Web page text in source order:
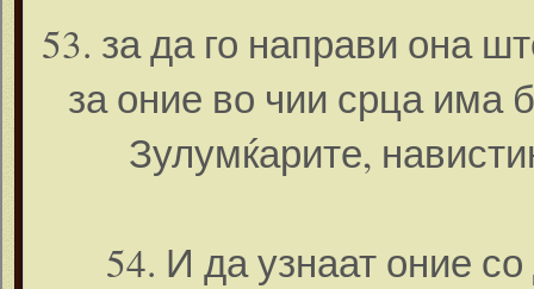
53. за да го направи она
за оние во чии срца има
Зулумќарите,
54. И да узнаат оние